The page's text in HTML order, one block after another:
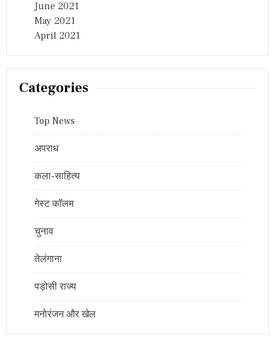
June 2021
May 2021
April 2021
Categories
Top News
अपराध
कला-साहित्य
गेस्ट कॉलम
चुनाव
तेलंगाना
पड़ोसी राज्य
मनोरंजन और खेल